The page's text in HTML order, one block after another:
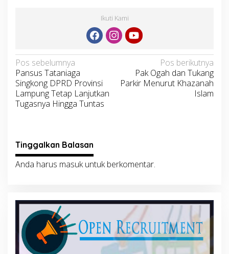
Ikuti Kami
Navigasi
pos
Pos sebelumnya
Pansus Tataniaga
Singkong DPRD Provinsi
Lampung Tetap Lanjutkan
Tugasnya Hingga Tuntas
Pos berikutnya
Pak Ogah dan Tukang
Parkir Menurut Khazanah
Islam
Tinggalkan Balasan
Anda harus masukuntuk berkomentar.